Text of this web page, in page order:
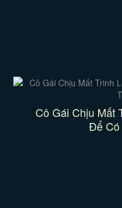
Cô Gái Chịu Mất
Để